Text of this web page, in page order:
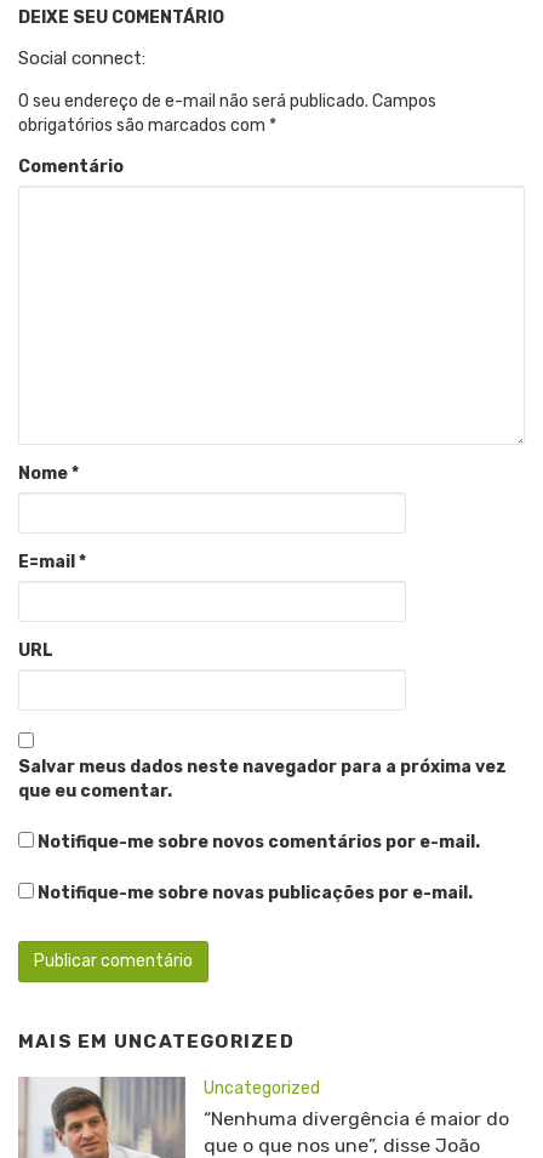
DEIXE SEU COMENTÁRIO
Social connect:
O seu endereço de e-mail não será publicado. Campos
obrigatórios são marcados com *
Comentário
Nome*
E=mail *
URL
Salvar meus dados neste navegador para a próxima vez
que eu comentar.
Notifique-me sobre novos comentários por e-mail.
Notifique-me sobre novas publicações por e-mail.
MAIS EM UNCATEGORIZED
Uncategorized
“Nenhuma divergência é maior do
que o que nos une”, disse João